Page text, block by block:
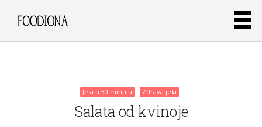
Jela u 30 minuta Zdrava jela
Salata od kvinoje